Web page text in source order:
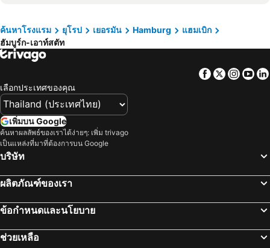
ราธเฮาส์ฮัมบูร์ก
Rödingsmarkt Metro Station
The Seatrade Europe Cruise & River Cruise Convention
Haspa Hamburg Marathon
เอาเทอร์อาคาเดน
ยูงแฟร์นสไตน์
Neuer Wall
Alte Post
Hamburger Hof Passage
Stadtbremisches Überseehafengebiet Bremerhaven
Vinnhorst
Gundelfinger
พิพิธภัณฑ์เรือริกเมอร์ริกเมอร์ส
ค้นหาโรงแรม ยุโรป เยอรมัน Hamburg
แฮมเบิก
ฮัมบูร์ก-เอาท์สตัท
Facebook
Twitter
เลือกประเทศของคุณ
เพิ่มบน Google
ค้นหาผลลัพธ์ของเราได้ง่ายๆ: เพิ่ม trivago
เป็นแหล่งที่มาที่ต้องการบน Google
บริษัท
ผลิตภัณฑ์ของเรา
ข้อกำหนดและนโยบาย
ช่วยเหลือ